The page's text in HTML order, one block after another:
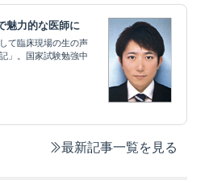
魅力的な医師に
て臨床現場の生の声
」。国家試験勉強中
最新記事一覧を見る